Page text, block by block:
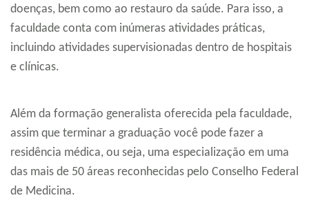
doenças, bem como ao restauro da saúde. Para isso, a
faculdade conta com inúmeras atividades práticas,
incluindo atividades supervisionadas dentro de hospitais
e clínicas.
Além da formação generalista oferecida pela faculdade,
assim que terminar a graduação você pode fazer a
residência médica, ou seja, uma especialização em uma
das mais de 50 áreas reconhecidas pelo Conselho Federal
de Medicina.